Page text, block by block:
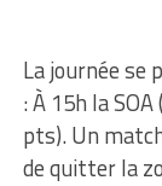
La journée se
: À 15h la
pts). Un
de quitter la